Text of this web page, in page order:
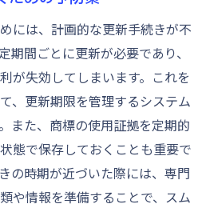
には、計画的な更新手続きが不
期間ごとに更新が必要であり、
が失効してしまいます。これを
、更新期限を管理するシステム
また、商標の使用証拠を定期的
態で保存しておくことも重要で
の時期が近づいた際には、専門
や情報を準備することで、スム